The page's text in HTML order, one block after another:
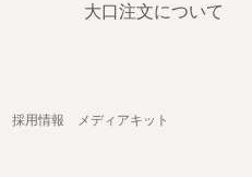
大口注文について
採用情報 メディアキット